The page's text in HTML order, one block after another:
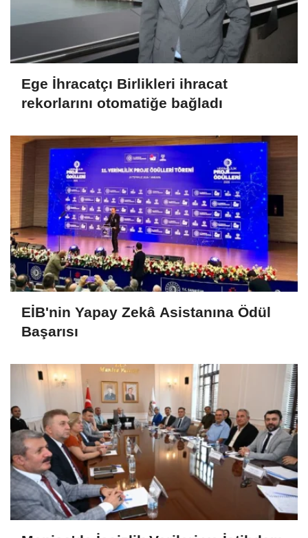
Ege İhracatçı Birlikleri ihracat
rekorlarını otomatiğe bağladı
EİB'nin Yapay Zekâ Asistanına Ödül
Başarısı